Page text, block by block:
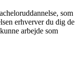
som
erhverver du dig de
arbejde som